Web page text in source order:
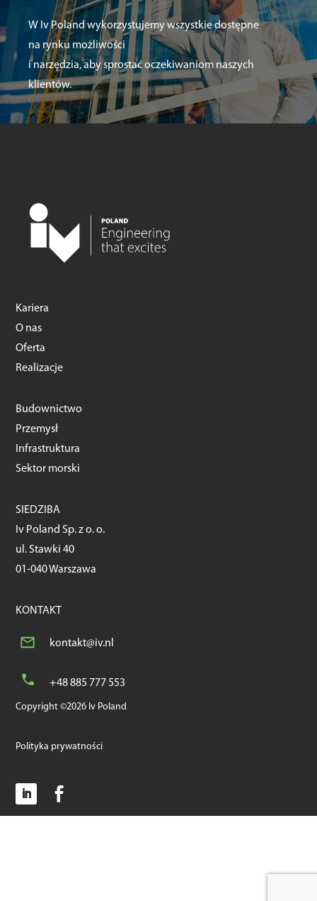
W Iv Poland wykorzystujemy wszystkie dostępne
na rynku możliwości
i narzędzia, aby sprostać oczekiwaniom naszych
klientów.
Kariera
O nas
Oferta
Realizacje
Budownictwo
Przemysł
Infrastruktura
Sektor morski
SIEDZIBA
Iv Poland Sp. z o. o.
ul. Stawki 40
01-040 Warszawa
KONTAKT
kontakt@iv.nl
+48 885 777 553
Copyright ©2026 Iv Poland
Polityka prywatności